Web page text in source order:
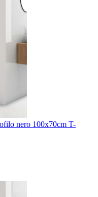
nero 100x70cm T-